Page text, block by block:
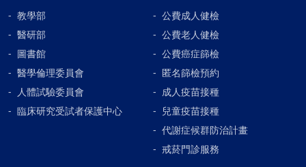
教學部
醫研部
圖書館
醫學倫理委員會
人體試驗委員會
臨床研究受試者保護中心
公費成人健檢
公費老人健檢
公費癌症篩檢
匿名篩檢預約
成人疫苗接種
兒童疫苗接種
代謝症候群防治計畫
戒菸門診服務